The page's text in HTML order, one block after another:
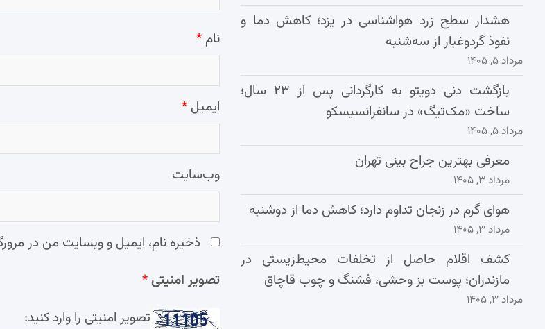
نام *
ایمیل *
وب‌سایت
ذخیره نام، ایمیل و وبسایت من در
تصویر امنیتی*
تصویر امنیتی را وارد کنید:
هشدار سطح زرد هواشناسی در یزد؛ کاهش دما و
نفوذ گردوغبار از سه‌شنبه
مرداد ۵, ۱۴۰۵
بازگشت دنی دویتو به کارگردانی پس از ۲۳ سال؛
ساخت «مک‌تیگ» در سانفرانسیسکو
مرداد ۵, ۱۴۰۵
معرفی بهترین جراح بینی تهران
مرداد ۳, ۱۴۰۵
هوای گرم در زنجان تداوم دارد؛ کاهش دما از دوشنبه
مرداد ۳, ۱۴۰۵
کشف اقلام حاصل از تخلفات محیط‌زیستی در
مازندران؛ پوست بز وحشی، فشنگ و چوب قاچاق
مرداد ۳, ۱۴۰۵